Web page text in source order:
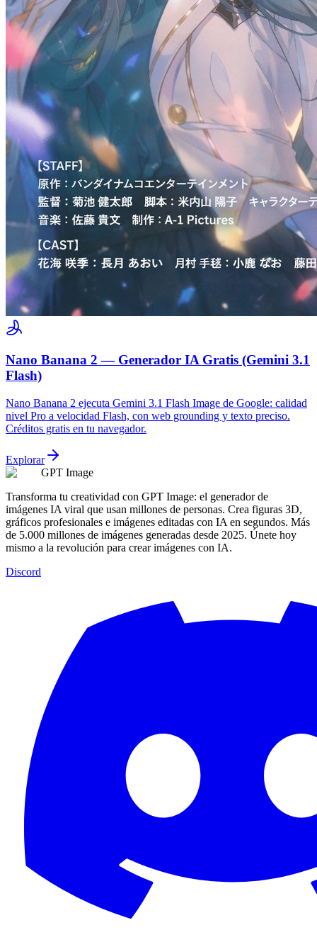
Nano Banana 2 — Generador IA Gratis (Gemini 3.1
Flash)
Nano Banana 2 ejecuta Gemini 3.1 Flash Image de Google: calidad
nivel Pro a velocidad Flash, con web grounding y texto preciso.
Créditos gratis en tu navegador.
Explorar
GPT Image
Transforma tu creatividad con GPT Image: el generador de
imágenes IA viral que usan millones de personas. Crea figuras 3D,
gráficos profesionales e imágenes editadas con IA en segundos. Más
de 5.000 millones de imágenes generadas desde 2025. Únete hoy
mismo a la revolución para crear imágenes con IA.
Discord